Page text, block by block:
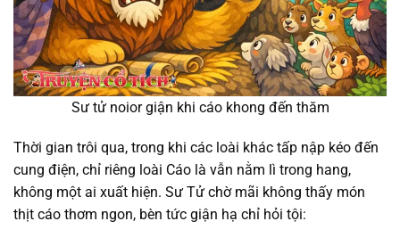
Sư tử noior giận khi cáo khong đến thăm
Thời gian trôi qua, trong khi các loài khác tấp nập kéo đến
cung điện, chỉ riêng loài Cáo là vẫn nằm lì trong hang,
không một ai xuất hiện. Sư Tử chờ mãi không thấy món
thịt cáo thơm ngon, bèn tức giận hạ chỉ hỏi tội: